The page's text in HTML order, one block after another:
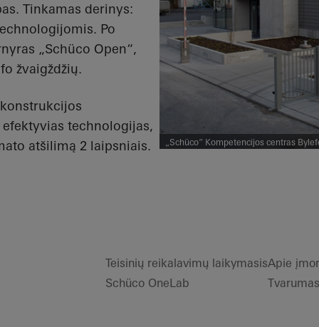
„Schüco“ Kompetencijos centras
Tinkamas derinys:
Po
„Schüco​ Open“,
žvaigždžių.
technologijas,
atšilimą 2 laipsniais.
Teisinių reikalavimų laikymasis
Schüco OneLab
Apie
Tvarumas